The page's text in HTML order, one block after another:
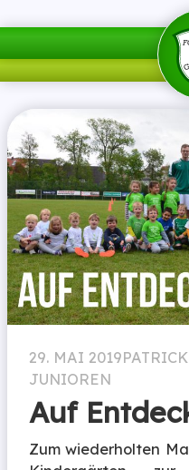
29. MAI 2019
JUNIOREN
Auf
Zum wiederholten